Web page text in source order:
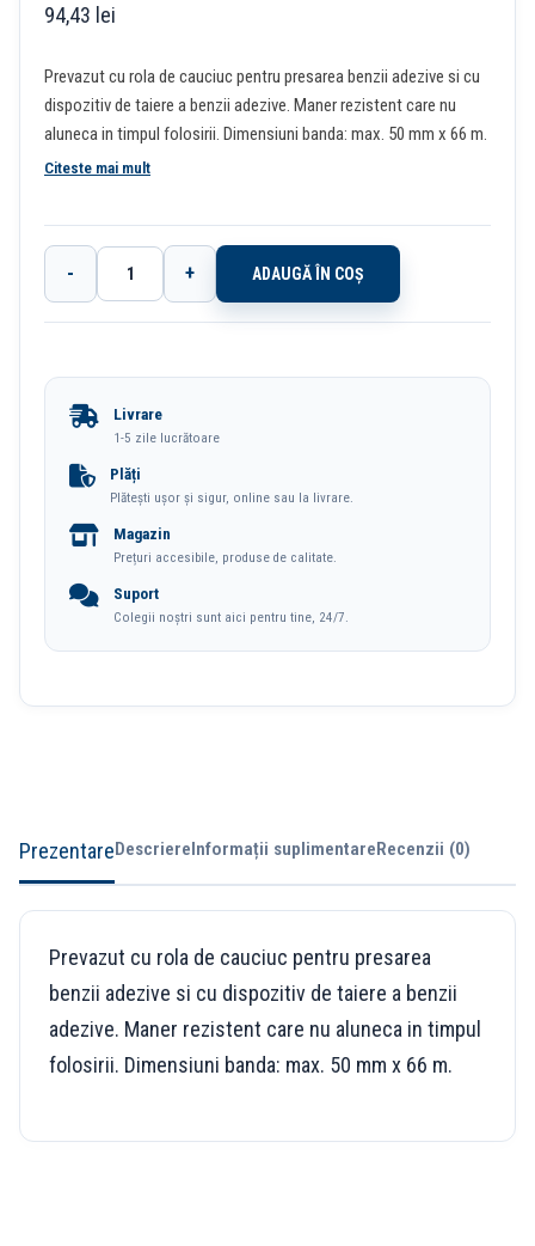
94,43 lei
Prevazut cu rola de cauciuc pentru presarea benzii adezive si cu
dispozitiv de taiere a benzii adezive. Maner rezistent care nu
aluneca in timpul folosirii. Dimensiuni banda: max. 50 mm x 66 m.
Citeste mai mult
Cantitate
Derulator
- + ADAUGĂ ÎN COȘ
Livrare
1-5 zile lucrătoare
Plăți
Plătești ușor și sigur, online sau la livrare.
Magazin
Prețuri accesibile, produse de calitate.
Suport
Colegii noștri sunt aici pentru tine, 24/7.
PrezentareDescriereInformații suplimentareRecenzii (0)
Prevazut cu rola de cauciuc pentru presarea
benzii adezive si cu dispozitiv de taiere a benzii
adezive. Maner rezistent care nu aluneca in timpul
folosirii. Dimensiuni banda: max. 50 mm x 66 m.